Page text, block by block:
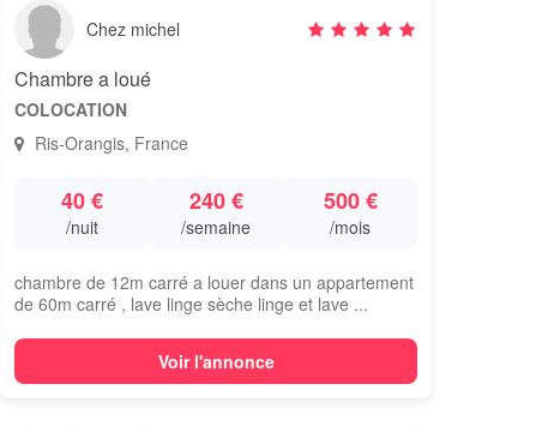
Chez michel
Chambre a loué
COLOCATION
Ris-Orangis, France
40 €
/nuit
240 €
/semaine
500 €
/mois
chambre de 12m carré a louer dans un appartement
de 60m carré , lave linge sèche linge et lave ...
Voir l'annonce